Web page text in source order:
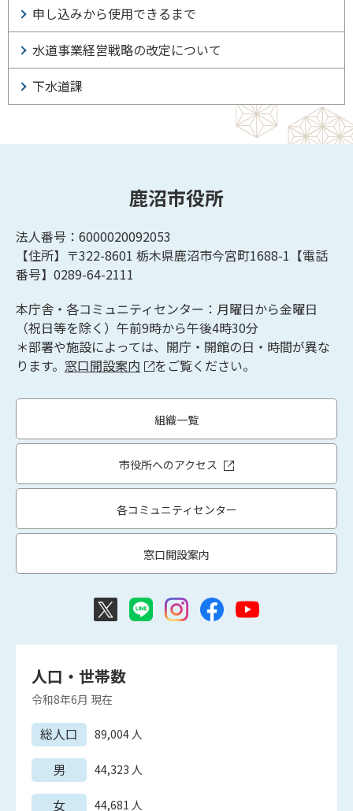
申し込みから使用できるまで
水道事業経営戦略の改定について
下水道課
鹿沼市役所
法人番号：6000020092053
【住所】〒322-8601 栃木県鹿沼市今宮町1688-1【電話
番号】0289-64-2111
本庁舎・各コミュニティセンター：月曜日から金曜日
（祝日等を除く）午前9時から午後4時30分
＊部署や施設によっては、開庁・開館の日・時間が異な
ります。 窓口開設案内 をご覧ください。
組織一覧
市役所へのアクセス
各コミュニティセンター
窓口開設案内
人口・世帯数
令和8年6月 現在
総人口 89,004人
男 44,323 人
女 44,681 人